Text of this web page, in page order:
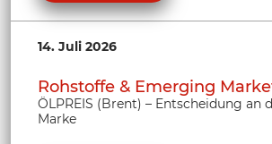
14. Juli 2026
Rohstoffe & Emerging
ÖLPREIS (Brent) – Entscheidung an
Marke